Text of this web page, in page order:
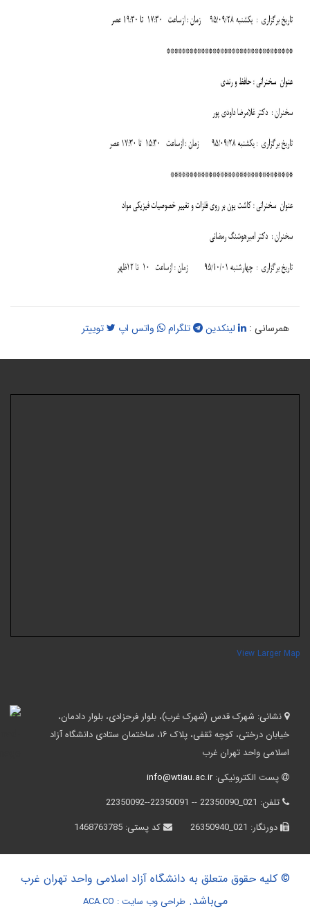
همرسانی : لینکدین تلگرام واتس اپ توییتر
View Larger
نشانی:شهرک قدس (شهرک غرب)، بلوار فرحزادی، بلوار دادمان،
خیابان درختی، کوچه ثقفی، پلاک ۱۶، ساختمان ستادی دانشگاه آزاد
اسلامی واحد تهران غرب
پست الکترونیکی:info@wtiau.ac.ir
تلفن:021_22350090 -- 22350091--22350092
دورنگار:021_26350940 کد پستی:1468763785
© کلیه حقوق متعلق به دانشگاه آزاد اسلامی واحد تهران غرب
می‌باشد.طراحی وب سایت :ACA.CO